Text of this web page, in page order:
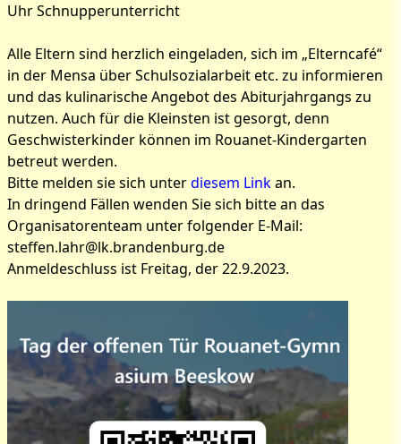
Uhr Schnupperunterricht
Alle Eltern sind herzlich eingeladen, sich im „Elterncafé“
in der Mensa über Schulsozialarbeit etc. zu informieren
und das kulinarische Angebot des Abiturjahrgangs zu
nutzen. Auch für die Kleinsten ist gesorgt, denn
Geschwisterkinder können im Rouanet-Kindergarten
betreut werden.
Bitte melden sie sich unterdiesem Linkan.
In dringend Fällen wenden Sie sich bitte an das
Organisatorenteam unter folgender E-Mail:
steffen.lahr@lk.brandenburg.de
Anmeldeschluss ist Freitag, der 22.9.2023.